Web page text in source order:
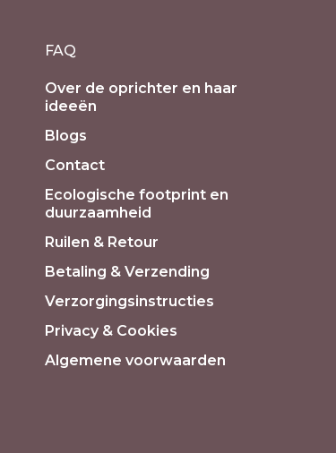
FAQ
Over de oprichter en haar
ideeën
Blogs
Contact
Ecologische footprint en
duurzaamheid
Ruilen & Retour
Betaling & Verzending
Verzorgingsinstructies
Privacy & Cookies
Algemene voorwaarden